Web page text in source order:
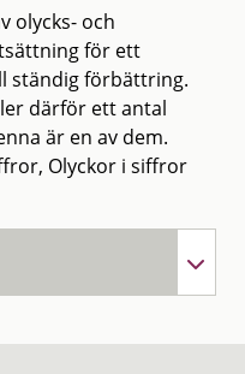
olycks- och
för ett
ständig förbättring.
därför ett antal
är en av dem.
Olyckor i siffror